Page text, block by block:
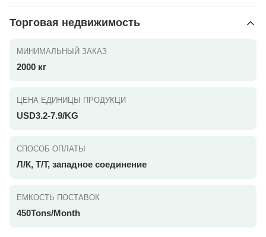
Торговая недвижимость
МИНИМАЛЬНЫЙ ЗАКАЗ
2000 кг
ЦЕНА ЕДИНИЦЫ ПРОДУКЦИ
USD3.2-7.9/KG
СПОСОБ ОПЛАТЫ
Л/К, Т/Т, западное соединение
ЕМКОСТЬ ПОСТАВОК
450Tons/Month